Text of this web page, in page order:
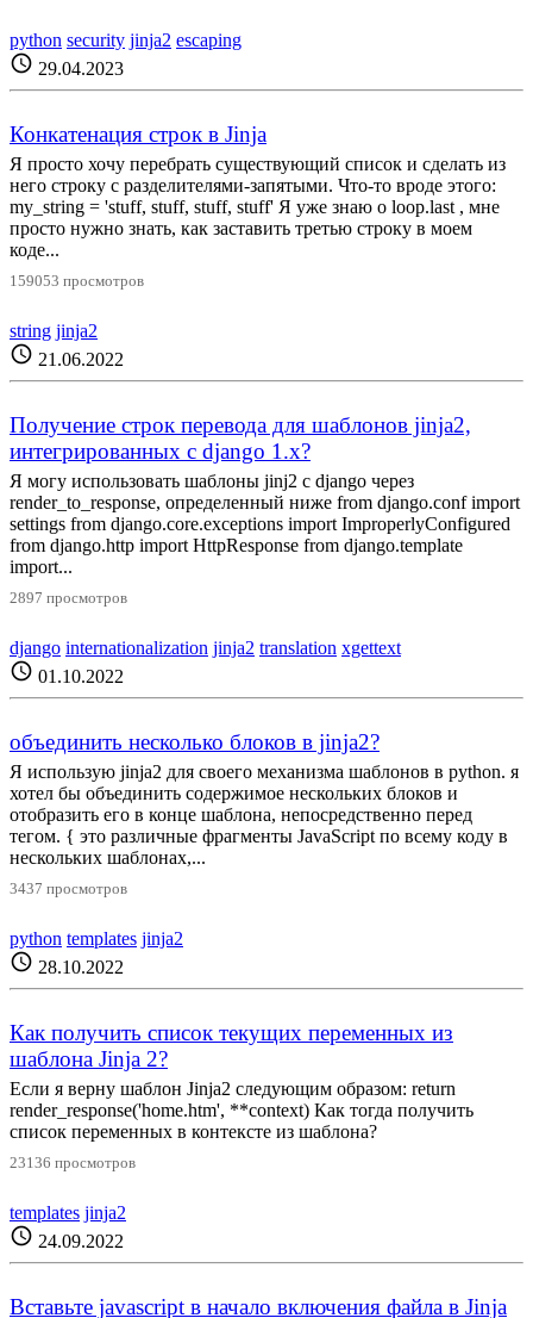
python security jinja2 escaping
schedule 29.04.2023
Конкатенация строк в Jinja
Я просто хочу перебрать существующий список и сделать из
него строку с разделителями-запятыми. Что-то вроде этого:
my_string = 'stuff, stuff, stuff, stuff' Я уже знаю о loop.last , мне
просто нужно знать, как заставить третью строку в моем
коде...
159053 просмотров
string jinja2
schedule 21.06.2022
Получение строк перевода для шаблонов jinja2,
интегрированных с django 1.x?
Я могу использовать шаблоны jinj2 с django через
render_to_response, определенный ниже from django.conf import
settings from django.core.exceptions import ImproperlyConfigured
from django.http import HttpResponse from django.template
import...
2897 просмотров
django internationalization jinja2 translation xgettext
schedule 01.10.2022
объединить несколько блоков в jinja2?
Я использую jinja2 для своего механизма шаблонов в python. я
хотел бы объединить содержимое нескольких блоков и
отобразить его в конце шаблона, непосредственно перед
тегом. { это различные фрагменты JavaScript по всему коду в
нескольких шаблонах,...
3437 просмотров
python templates jinja2
schedule 28.10.2022
Как получить список текущих переменных из
шаблона Jinja 2?
Если я верну шаблон Jinja2 следующим образом: return
render_response('home.htm', **context) Как тогда получить
список переменных в контексте из шаблона?
23136 просмотров
templates jinja2
schedule 24.09.2022
Вставьте javascript в начало включения файла в Jinja